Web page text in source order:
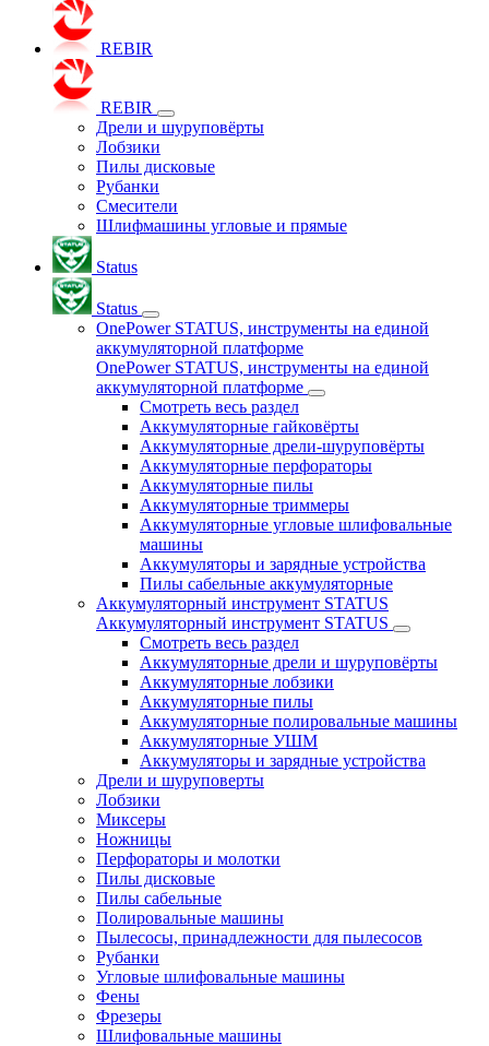
REBIR
REBIR
Дрели и шуруповёрты
Лобзики
Пилы дисковые
Рубанки
Смесители
Шлифмашины угловые и прямые
Status
Status
OnePower STATUS, инструменты на единой
аккумуляторной платформе
OnePower STATUS, инструменты на единой
аккумуляторной платформе
Смотреть весь раздел
Аккумуляторные гайковёрты
Аккумуляторные дрели-шуруповёрты
Аккумуляторные перфораторы
Аккумуляторные пилы
Аккумуляторные триммеры
Аккумуляторные угловые шлифовальные
машины
Аккумуляторы и зарядные устройства
Пилы сабельные аккумуляторные
Аккумуляторный инструмент STATUS
Аккумуляторный инструмент STATUS
Смотреть весь раздел
Аккумуляторные дрели и шуруповёрты
Аккумуляторные лобзики
Аккумуляторные пилы
Аккумуляторные полировальные машины
Аккумуляторные УШМ
Аккумуляторы и зарядные устройства
Дрели и шуруповерты
Лобзики
Миксеры
Ножницы
Перфораторы и молотки
Пилы дисковые
Пилы сабельные
Полировальные машины
Пылесосы, принадлежности для пылесосов
Рубанки
Угловые шлифовальные машины
Фены
Фрезеры
Шлифовальные машины